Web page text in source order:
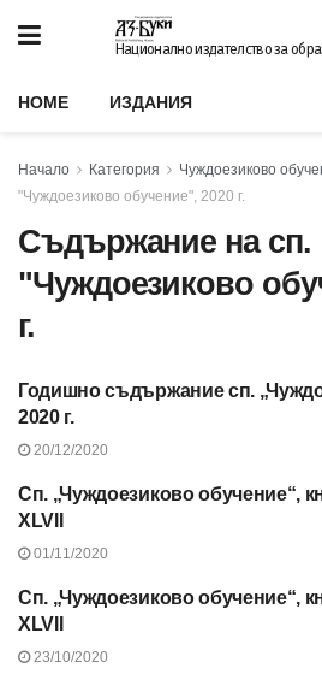
Национално издателство за
HOME ИЗДАНИЯ
Начало Категория Чуждоезиково
"Чуждоезиково обучение", 2020 г.
Съдържание на сп.
"Чуждоезиково
г.
СЪДЪРЖАНИЕ НА СП.
"ЧУЖДОЕЗИКОВО
ОБУЧЕНИЕ", 2020 Г.
Годишно съдържание сп.
2020 г.
20/12/2020
СЪДЪРЖАНИЕ НА СП.
"ЧУЖДОЕЗИКОВО
ОБУЧЕНИЕ", 2020 Г.
Сп. „Чуждоезиково обучение“,
XLVII
01/11/2020
СЪДЪРЖАНИЕ НА СП.
"ЧУЖДОЕЗИКОВО
ОБУЧЕНИЕ", 2020 Г.
Сп. „Чуждоезиково обучение“,
XLVII
23/10/2020